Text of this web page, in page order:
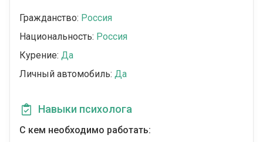
Гражданство: Россия
Национальность: Россия
Курение: Да
Личный автомобиль: Да
Навыки психолога
С кем необходимо работать: